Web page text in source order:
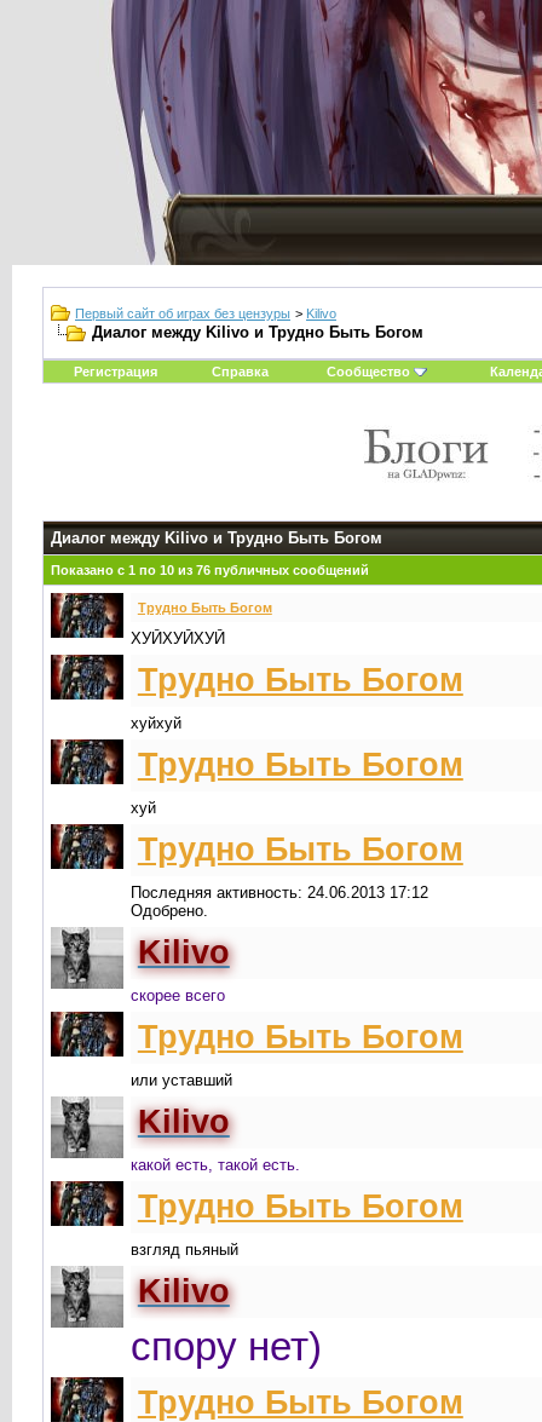
Первый сайт об играх без цензуры > Kilivo
Диалог между Kilivo и Трудно Быть Богом
Регистрация Справка Сообщество
Диалог между Kilivo и Трудно Быть Богом
Показано с 1 по 10из 76публичных сообщений
Трудно Быть Богом
ХУЙХУЙХУЙ
Трудно Быть Богом
хуйхуй
Трудно Быть Богом
хуй
Трудно Быть Богом
Последняя активность: 24.06.2013 17:12
Одобрено.
Kilivo
cкорее всего
Трудно Быть Богом
или уставший
Kilivo
какой есть, такой есть.
Трудно Быть Богом
взгляд пьяный
Kilivo
спору нет)
Трудно Быть Богом